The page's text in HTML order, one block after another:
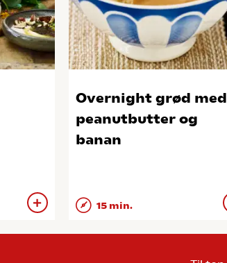
Overnight grød med
peanutbutter og
banan
15 min.